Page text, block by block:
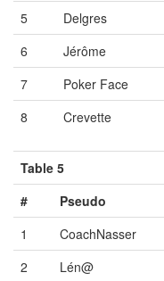
5
Delgres
6
Jérôme
7
Poker Face
8
Crevette
Table 5
#
Pseudo
1
CoachNasser
2
Lén@